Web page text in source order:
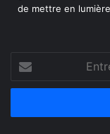
de mettre en
votre
adresse